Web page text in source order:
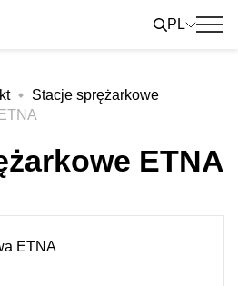
PL
Stacje sprężarkowe
ETNA